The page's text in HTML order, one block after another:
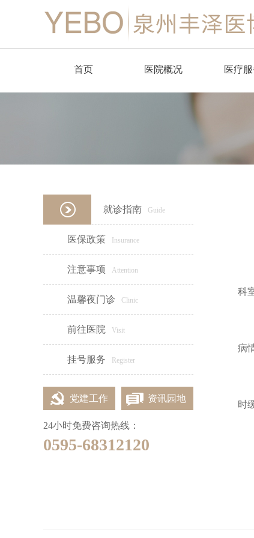
首页 医院概况 医疗
消化
医学检
医学影
女性专
就诊指南 Guide
医保政策 Insurance
注意事项 Attention
温馨夜门诊 Clinic
前往医院 Visit
挂号服务 Register
党建工作 资讯园地
24小时免费咨询热线：
0595-68312120
科
病
时